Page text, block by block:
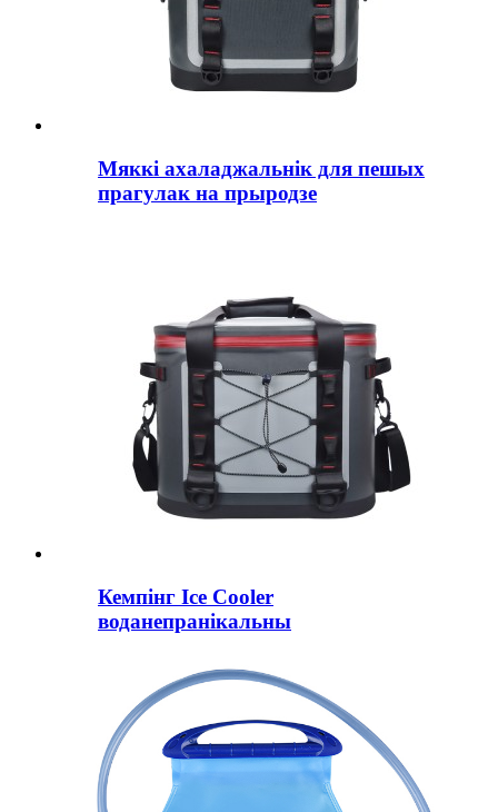
Мяккі ахаладжальнік для пешых
прагулак на прыродзе
Кемпінг Ice Cooler
воданепранікальны